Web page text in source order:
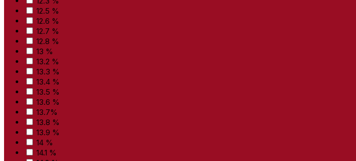
12.5 %
12.6 %
12.7 %
12.8 %
13 %
13.2 %
13.3 %
13.4 %
13.5 %
13.6 %
13.7%
13.8 %
13.9 %
14 %
14.1 %